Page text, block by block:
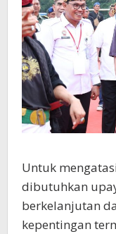
Untuk
dibutuhkan
berkelanjutan
kepentingan